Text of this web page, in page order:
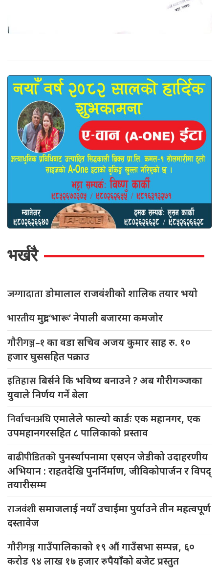
भर्खरै
जग्गादाताडोमालाल राजवंशीको शालिक तयार भयो
भारतीयमुद्रा ‘भारू’ नेपाली बजारमा कमजाेर
गौरीगञ्ज–१का वडा सचिव अजय कुमार साह रु. १०
हजार घुससहित पक्राउ
इतिहासबिर्सने कि भविष्य बनाउने ? अब गौरीगञ्जका
युवाले निर्णय गर्ने बेला
निर्वाचनअघिएमालेले फाल्यो कार्डः एक महानगर, एक
उपमहानगरसहित ८ पालिकाको प्रस्ताव
बाढीपीडितकोपुनर्स्थापनामा एसएन जेडीको उदाहरणीय
अभियान : राहतदेखि पुनर्निर्माण, जीविकोपार्जन र विपद्
तयारीसम्म
राजवंशीसमाजलाई नयाँ उचाईमा पुर्याउने तीन महत्वपूर्ण
दस्तावेज
गौरीगञ्जगाउँपालिकाको १९ औं गाउँसभा सम्पन्न, ६०
करोड ९४ लाख १७ हजार रुपैयाँको बजेट प्रस्तुत